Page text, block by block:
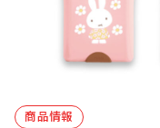
商品情報